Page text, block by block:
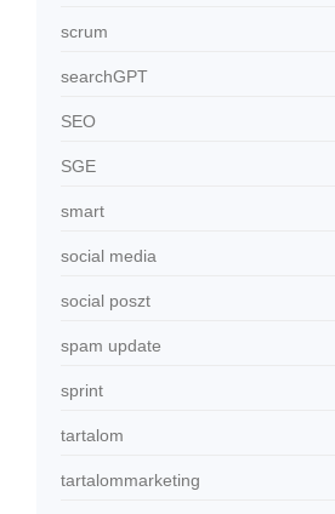
scrum
searchGPT
SEO
SGE
smart
social media
social poszt
spam update
sprint
tartalom
tartalommarketing